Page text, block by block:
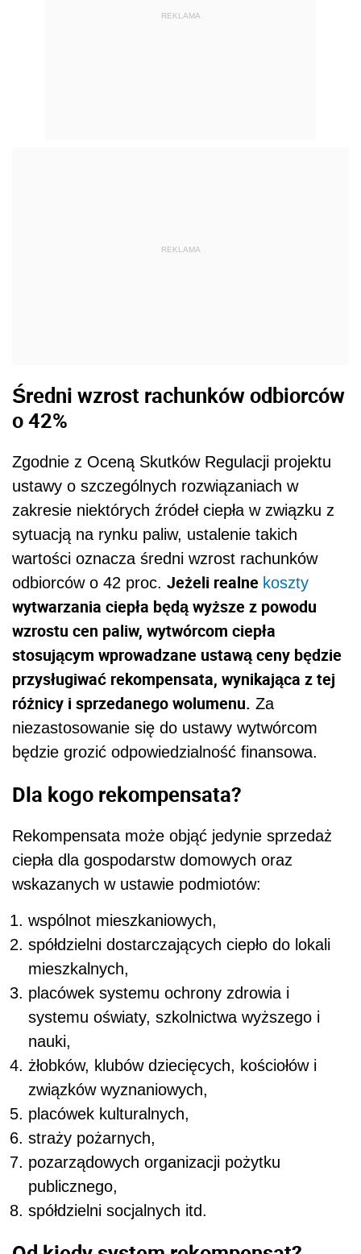
REKLAMA
REKLAMA
Średni wzrost rachunków odbiorców
o 42%
Zgodnie z Oceną Skutków Regulacji projektu
ustawy o szczególnych rozwiązaniach w
zakresie niektórych źródeł ciepła w związku z
sytuacją na rynku paliw, ustalenie takich
wartości oznacza średni wzrost rachunków
odbiorców o 42 proc. Jeżeli realne koszty
wytwarzania ciepła będą wyższe z powodu
wzrostu cen paliw, wytwórcom ciepła
stosującym wprowadzane ustawą ceny będzie
przysługiwać rekompensata, wynikająca z tej
różnicy i sprzedanego wolumenu. Za
niezastosowanie się do ustawy wytwórcom
będzie grozić odpowiedzialność finansowa.
Dla kogo rekompensata?
Rekompensata może objąć jedynie sprzedaż
ciepła dla gospodarstw domowych oraz
wskazanych w ustawie podmiotów:
wspólnot mieszkaniowych,
spółdzielni dostarczających ciepło do lokali
mieszkalnych,
placówek systemu ochrony zdrowia i
systemu oświaty, szkolnictwa wyższego i
nauki,
żłobków, klubów dziecięcych, kościołów i
związków wyznaniowych,
placówek kulturalnych,
straży pożarnych,
pozarządowych organizacji pożytku
publicznego,
spółdzielni socjalnych itd.